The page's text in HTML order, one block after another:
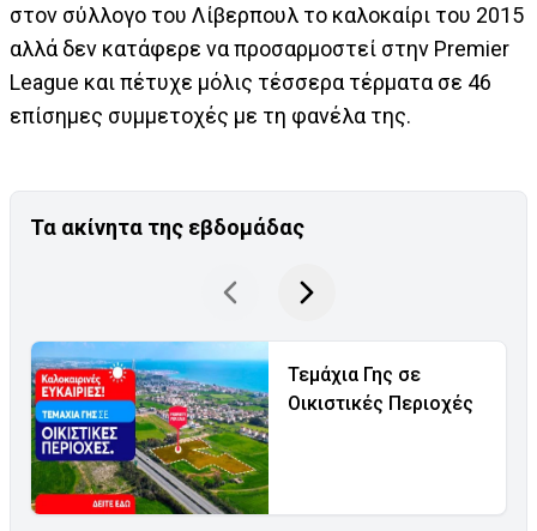
στον σύλλογο του Λίβερπουλ το καλοκαίρι του 2015
αλλά δεν κατάφερε να προσαρμοστεί στην Premier
League και πέτυχε μόλις τέσσερα τέρματα σε 46
επίσημες συμμετοχές με τη φανέλα της.
Τα ακίνητα της εβδομάδας
Τεμάχια Γης σε
Οικιστικές Περιοχές